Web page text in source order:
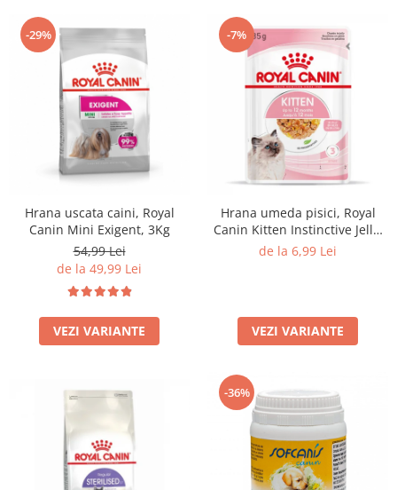
-29%
Hrana uscata caini, Royal
Canin Mini Exigent, 3Kg
54,99 Lei
de la 49,99 Lei
VEZI VARIANTE
-7%
Hrana umeda pisici, Royal
Canin Kitten Instinctive Jelly,
85G
de la 6,99 Lei
VEZI VARIANTE
-36%